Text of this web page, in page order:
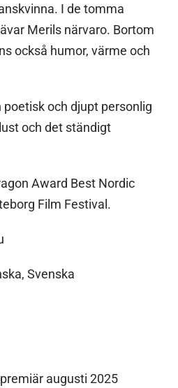
I de tomma
Merils närvaro. Bortom
också humor, värme och
och djupt personlig
och det ständigt
Award Best Nordic
Film Festival.
Svenska
augusti 2025